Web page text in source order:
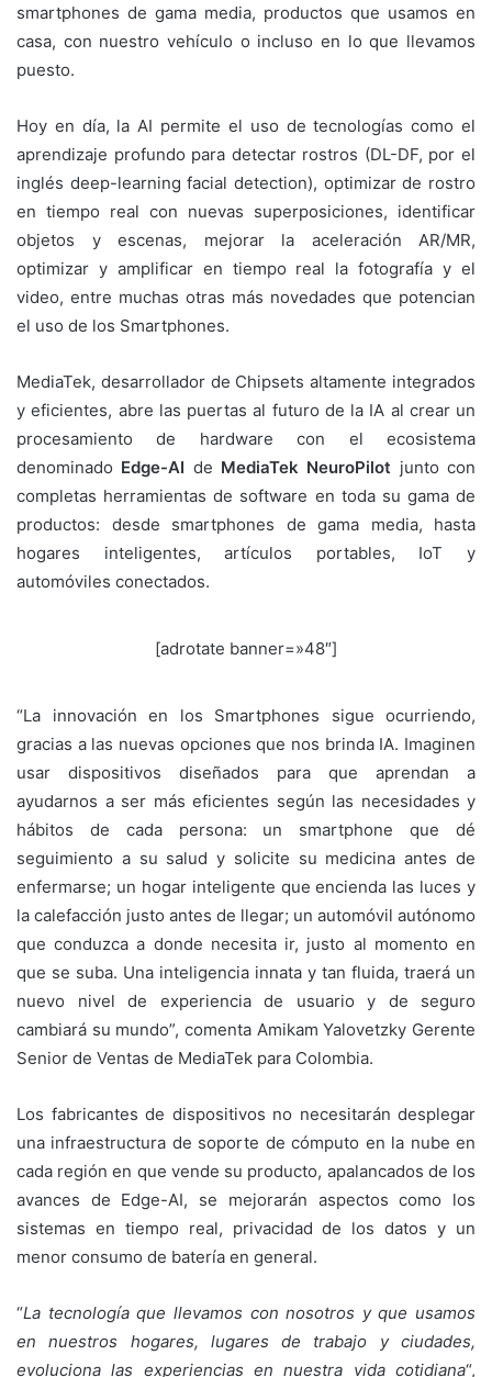
smartphones de gama media, productos que usamos en
casa, con nuestro vehículo o incluso en lo que llevamos
puesto.
Hoy en día, la AI permite el uso de tecnologías como el
aprendizaje profundo para detectar rostros (DL-DF, por el
inglés deep-learning facial detection), optimizar de rostro
en tiempo real con nuevas superposiciones, identificar
objetos y escenas, mejorar la aceleración AR/MR,
optimizar y amplificar en tiempo real la fotografía y el
video, entre muchas otras más novedades que potencian
el uso de los Smartphones.
MediaTek, desarrollador de Chipsets altamente integrados
y eficientes, abre las puertas al futuro de la IA al crear un
procesamiento de hardware con el ecosistema
denominado Edge-AI de MediaTek NeuroPilot junto con
completas herramientas de software en toda su gama de
productos: desde smartphones de gama media, hasta
hogares inteligentes, artículos portables, IoT y
automóviles conectados.
[adrotate banner=»48″]
“La innovación en los Smartphones sigue ocurriendo,
gracias a las nuevas opciones que nos brinda IA. Imaginen
usar dispositivos diseñados para que aprendan a
ayudarnos a ser más eficientes según las necesidades y
hábitos de cada persona: un smartphone que dé
seguimiento a su salud y solicite su medicina antes de
enfermarse; un hogar inteligente que encienda las luces y
la calefacción justo antes de llegar; un automóvil autónomo
que conduzca a donde necesita ir, justo al momento en
que se suba. Una inteligencia innata y tan fluida, traerá un
nuevo nivel de experiencia de usuario y de seguro
cambiará su mundo”, comenta Amikam Yalovetzky Gerente
Senior de Ventas de MediaTek para Colombia.
Los fabricantes de dispositivos no necesitarán desplegar
una infraestructura de soporte de cómputo en la nube en
cada región en que vende su producto, apalancados de los
avances de Edge-AI, se mejorarán aspectos como los
sistemas en tiempo real, privacidad de los datos y un
menor consumo de batería en general.
“La tecnología que llevamos con nosotros y que usamos
en nuestros hogares, lugares de trabajo y ciudades,
evoluciona las experiencias en nuestra vida cotidiana“,